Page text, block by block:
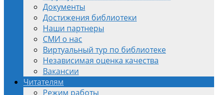
Документы
Достижения библиотеки
Наши партнеры
СМИ о нас
Виртуальный тур по библиотеке
Независимая оценка качества
Вакансии
Читателям
Режим работы